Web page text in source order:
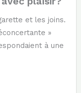
et les joins.
»
à une